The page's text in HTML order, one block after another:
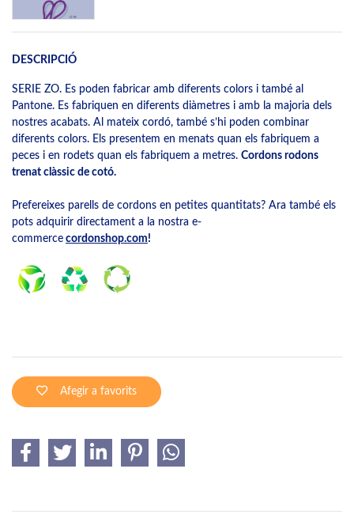
DESCRIPCIÓ
SERIE ZO. Es poden fabricar amb diferents colors i també al
Pantone. Es fabriquen en diferents diàmetres i amb la majoria dels
nostres acabats. Al mateix cordó, també s’hi poden combinar
diferents colors. Els presentem en menats quan els fabriquem a
peces i en rodets quan els fabriquem a metres. Cordons rodons
trenat clàssic de cotó.
Prefereixes parells de cordons en petites quantitats? Ara també els
pots adquirir directament a la nostra e-
commerce cordonshop.com!
Afegir a favorits